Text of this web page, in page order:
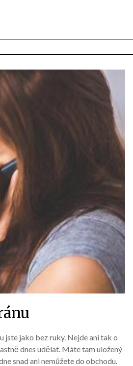
jste jako bez ruky. Nejde ani tak o
dnes udělat. Máte tam uložený
snad ani nemůžete do obchodu.